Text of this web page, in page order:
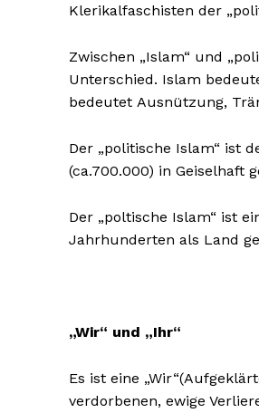
Klerikalfaschisten der
Zwischen „Islam“ und
Unterschied. Islam
bedeutet Ausnützung,
Der „politische Islam“ ist
(ca.700.000) in Geiselhaft
Der „poltische Islam“ ist
Jahrhunderten als Land
„Wir“ und „Ihr“
Es ist eine
verdorbenen, ewige